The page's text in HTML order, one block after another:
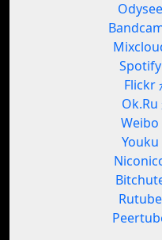
Flickr
Ok.Ru
Weibo
Youku